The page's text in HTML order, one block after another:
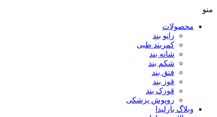
منو
محصولات
زانو بند
کمربند طبی
شانه بند
شکم بند
فتق بند
قوز بند
قوزک بند
روپوش پزشکی
وبلاگ بارلیدا